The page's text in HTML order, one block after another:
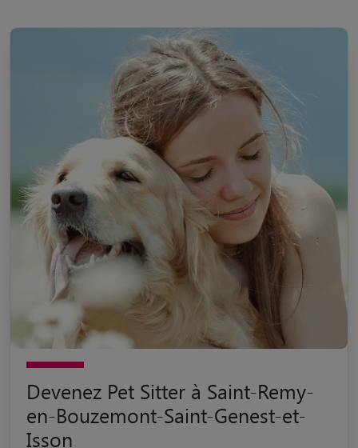
Devenez Pet Sitter à Saint-Remy-
en-Bouzemont-Saint-Genest-et-
Isson